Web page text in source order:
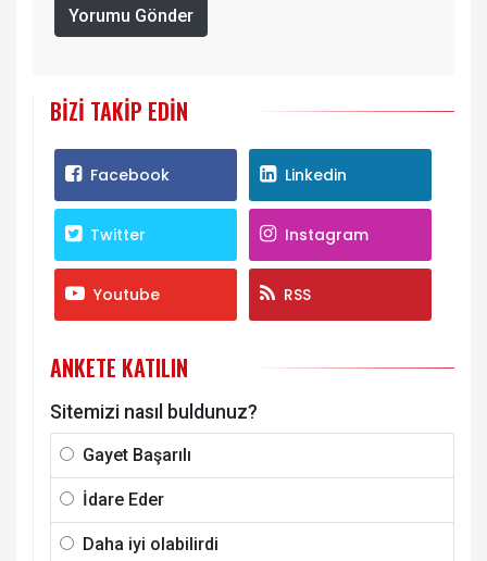
Yorumu Gönder
BIZI TAKIP EDIN
Facebook Linkedin
Twitter Instagram
Youtube RSS
ANKETE KATILIN
Sitemizi nasıl buldunuz?
Gayet Başarılı
İdare Eder
Daha iyi olabilirdi